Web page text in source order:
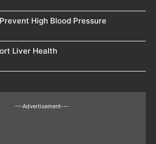
High Blood Pressure
Liver Health
---Advertisement---